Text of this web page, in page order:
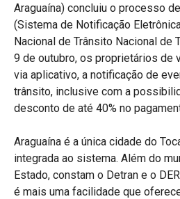
Araguaína) concluiu o processo
(Sistema de Notificação
Nacional de Trânsito Nacional de
9 de outubro, os proprietários de
via aplicativo, a notificação de
trânsito, inclusive com a
desconto de até 40% no
Araguaína é a única cidade do
integrada ao sistema. Além do
Estado, constam o Detran e o
é mais uma facilidade que